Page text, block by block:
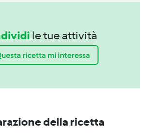
le tue attività
ricetta mi interessa
della ricetta